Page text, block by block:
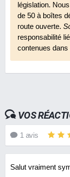
législation.
de 50 à boîtes
route ouverte.
responsabilité
contenues dans
VOS
1 avis
Salut vraiment